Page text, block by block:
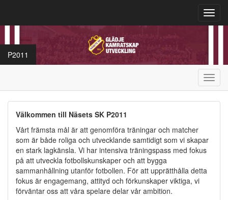
P2011
Välkommen till Näsets SK P2011
Vårt främsta mål är att genomföra träningar och matcher
som är både roliga och utvecklande samtidigt som vi skapar
en stark lagkänsla. Vi har intensiva träningspass med fokus
på att utveckla fotbollskunskaper och att bygga
sammanhållning utanför fotbollen. För att upprätthålla detta
fokus är engagemang, attityd och förkunskaper viktiga, vi
förväntar oss att våra spelare delar vår ambition.